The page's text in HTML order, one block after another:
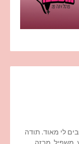
לי מאוד. תודה